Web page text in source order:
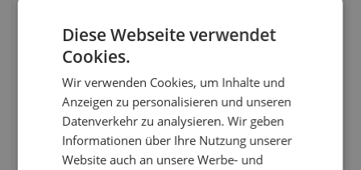
Diese Webseite verwendet
Cookies.
Wir verwenden Cookies, um Inhalte und
Anzeigen zu personalisieren und unseren
Datenverkehr zu analysieren. Wir geben
Informationen über Ihre Nutzung unserer
Website auch an unsere Werbe- und